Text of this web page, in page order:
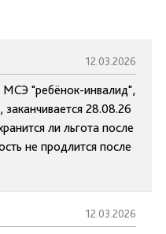
12.03.2026
МСЭ "ребёнок-инвалид",
28.08.26
ли льгота после
не продлится после
12.03.2026